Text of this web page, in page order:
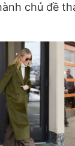
chủ đề